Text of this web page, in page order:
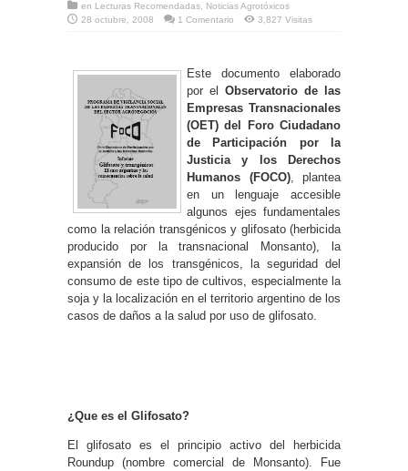
en Lecturas Recomendadas
Noticias Agrotóxicos
28 octubre, 2008
1 Comentario 3,827 Visitas
Este documento elaborado
por el Observatorio de las
Empresas Transnacionales
(OET) del Foro Ciudadano
de Participación por la
Justicia y los Derechos
Humanos (FOCO), plantea
en un lenguaje accesible
algunos ejes fundamentales
como la relación transgénicos y glifosato (herbicida
producido por la transnacional Monsanto), la
expansión de los transgénicos, la seguridad del
consumo de este tipo de cultivos, especialmente la
soja y la localización en el territorio argentino de los
casos de daños a la salud por uso de glifosato.
¿Que es el Glifosato?
El glifosato es el principio activo del herbicida
Roundup (nombre comercial de Monsanto). Fue